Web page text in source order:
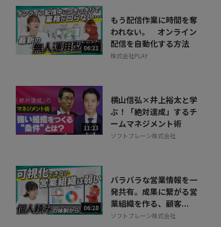
06:21
もう配信作業に時間を奪
われない。 オンライン
配信を自動化する方法
株式会社PLAY
11:23
横山信弘×井上裕太と学
ぶ！「絶対達成」するチ
ームマネジメント術
ソフトブレーン株式会社
06:28
バラバラな営業情報を一
発共有。成果に繋がる営
業組織を作る、顧客...
ソフトブレーン株式会社